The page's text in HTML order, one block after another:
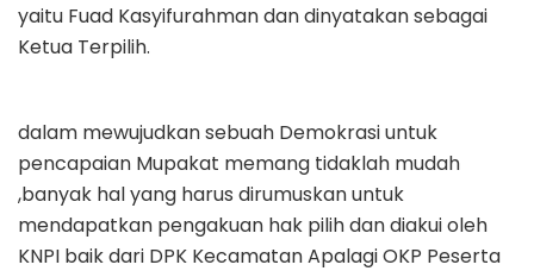
yaitu Fuad Kasyifurahman dan dinyatakan sebagai
Ketua Terpilih.
dalam mewujudkan sebuah Demokrasi untuk
pencapaian Mupakat memang tidaklah mudah
,banyak hal yang harus dirumuskan untuk
mendapatkan pengakuan hak pilih dan diakui oleh
KNPI baik dari DPK Kecamatan Apalagi OKP Peserta